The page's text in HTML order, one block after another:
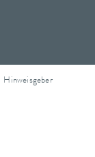
Hinweisgeber